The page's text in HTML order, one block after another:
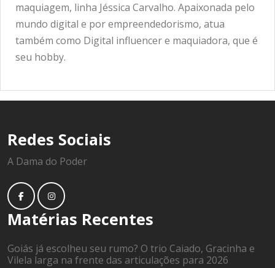
maquiagem, linha Jéssica Carvalho. Apaixonada pelo
mundo digital e por empreendedorismo, atua
também como Digital influencer e maquiadora, que é
seu hobby.
Redes Sociais
A Dama do Poder
Matérias Recentes
Goiás já escolheu seu rumo? O trio Caiado, Gracinha e
Vilela larga na frente das articulações para 2026